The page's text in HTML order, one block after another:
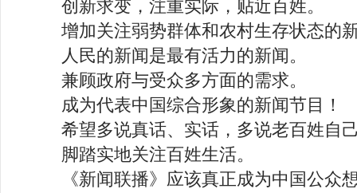
创新求变，注重实际，贴近百姓。
增加关注弱势群体和农村生存状态的
人民的新闻是最有活力的新闻。
兼顾政府与受众多方面的需求。
成为代表中国综合形象的新闻节目！
希望多说真话、实话，多说老百姓自
脚踏实地关注百姓生活。
《新闻联播》应该真正成为中国公众